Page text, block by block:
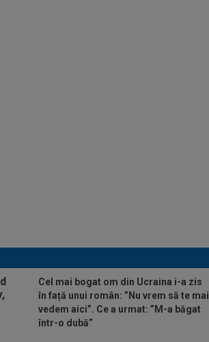
Cel mai bogat om din Ucraina i-a zis
în față unui român: ”Nu vrem să te mai
vedem aici”. Ce a urmat: ”M-a băgat
într-o dubă”